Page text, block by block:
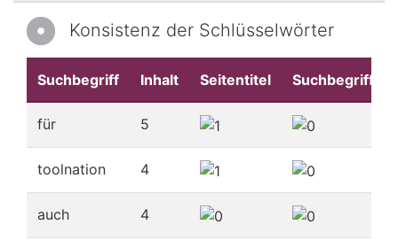
Konsistenz der Schlüsselwörter
Suchbegriff Inhalt Seitentitel Suchbegriffe
für 5
toolnation 4
auch 4